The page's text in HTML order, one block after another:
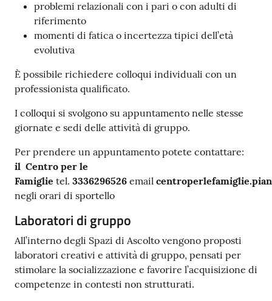
problemi relazionali con i pari o con adulti di
riferimento
momenti di fatica o incertezza tipici dell’età
evolutiva
È possibile richiedere colloqui individuali con un
professionista qualificato.
I colloqui si svolgono su appuntamento nelle stesse
giornate e sedi delle attività di gruppo.
Per prendere un appuntamento potete contattare:
il Centro per le
Famiglie tel. 3336296526 email
negli orari di sportello
Laboratori di gruppo
All’interno degli Spazi di Ascolto vengono proposti
laboratori creativi e attività di gruppo, pensati per
stimolare la socializzazione e favorire l’acquisizione di
competenze in contesti non strutturati.